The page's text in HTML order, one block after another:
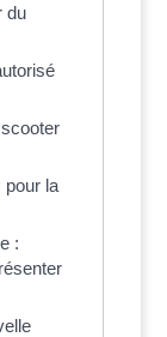
du
pour la
: